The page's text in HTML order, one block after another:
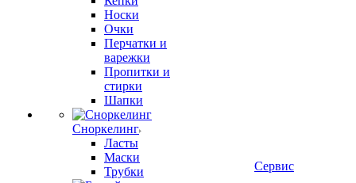
Носки
Очки
Перчатки и
варежки
Пропитки и
стирки
Шапки
Сноркелинг
Ласты
Маски
Трубки
Сервис